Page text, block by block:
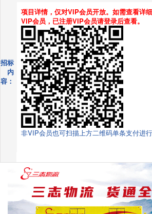
招标
内
容：
项目详情，仅对VIP会员开放。如需查看详
VIP会员，已注册VIP会员请登录后查看。
非VIP会员也可扫描上方二维码单条支付进